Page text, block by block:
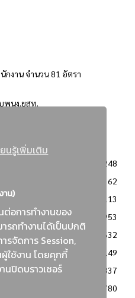
ยนรู้เพิ่มเติม
าน)
ต่อการทำงานของ
ารถทำงานได้เป็นปกติ
รจัดการ Session,
ใช้งาน โดยคุกกี้
นปิดบราวเซอร์
งาน จำนวน 81 อัตรา
พนง.ยสท.
3248
2362
2113
1953
ดซื้อจัดจ้าง
1632
1149
837
780